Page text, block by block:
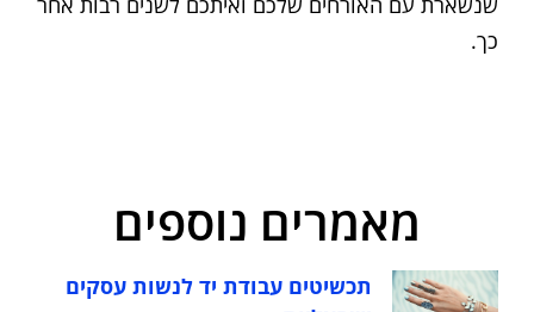
כך.
מאמרים נוספים
תכשיטים עבודת יד לנשות עסקים